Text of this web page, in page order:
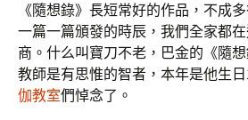
《隨想錄》長短常好的作品，不成
一篇一篇頒發的時辰，我們全家都
商。什么叫寶刀不老，巴金的《隨
教師是有思惟的智者，本年是他生
伽教室們悼念了。